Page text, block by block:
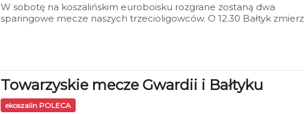
W sobotę na koszalińskim euroboisku rozgrane zostaną dwa
sparingowe mecze naszych trzecioligowców. O 12.30 Bałtyk
Towarzyskie mecze Gwardii i Bałtyku
ekoszalin POLECA